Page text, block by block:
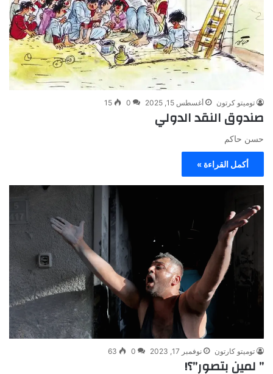
توميتو كرتون أغسطس 15, 2025 0
15
صندوق النقد الدولي
حسن حاكم
أكمل القراءة »
توميتو كارتون نوفمبر 17, 2023 0
63
” لمين بتصور”؟!